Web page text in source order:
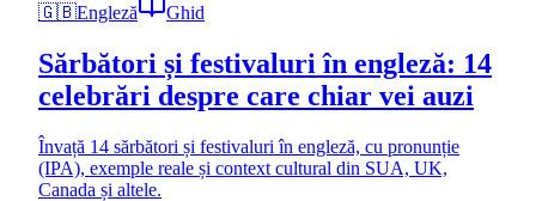
🇬🇧Engleză Ghid
Sărbători și festivaluri în engleză: 14
celebrări despre care chiar vei auzi
Învață 14 sărbători și festivaluri în engleză, cu pronunție
(IPA), exemple reale și context cultural din SUA, UK,
Canada și altele.